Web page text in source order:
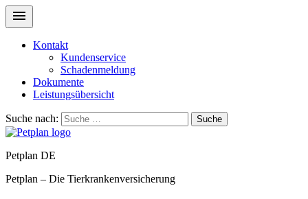
Kontakt
Kundenservice
Schadenmeldung
Dokumente
Leistungsübersicht
Suche nach: Suche
Petplan DE
Petplan – Die Tierkrankenversicherung